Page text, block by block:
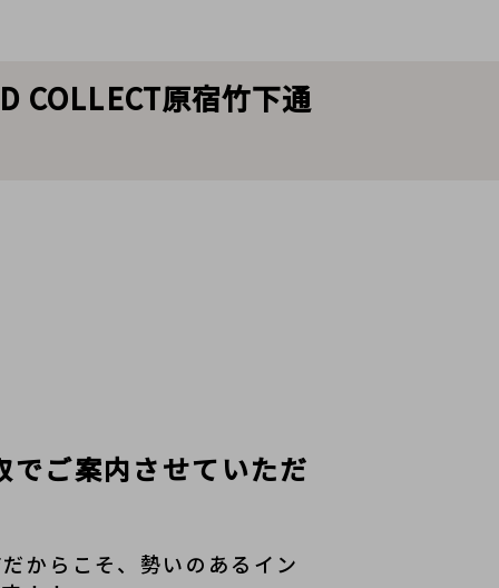
COLLECT原宿竹下通
でご案内させていただ
からこそ、勢いのあるイン